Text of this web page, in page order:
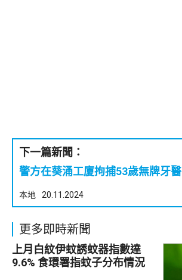
下一篇新聞：
警方在葵涌工廈拘捕53歲無牌牙醫
本地 20.11.2024
更多即時新聞
上月白紋伊蚊誘蚊器指數達
9.6% 食環署指蚊子分布情況